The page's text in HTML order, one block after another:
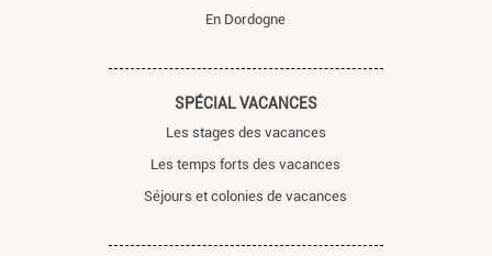
En Dordogne
SPÉCIAL VACANCES
Les stages des vacances
Les temps forts des vacances
Séjours et colonies de vacances